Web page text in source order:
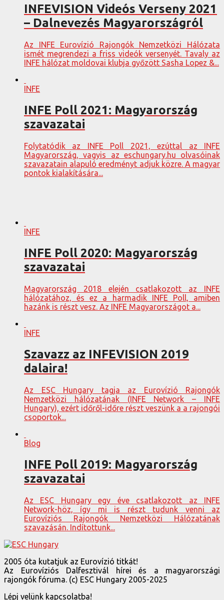
INFEVISION Videós Verseny 2021
– Dalnevezés Magyarországról
Az INFE Eurovízió Rajongók Nemzetközi Hálózata
ismét megrendezi a friss videók versenyét. Tavaly az
INFE hálózat moldovai klubja győzött Sasha Lopez &...
INFE
INFE Poll 2021: Magyarország
szavazatai
Folytatódik az INFE Poll 2021, ezúttal az INFE
Magyarország, vagyis az eschungary.hu olvasóinak
szavazatain alapuló eredményt adjuk közre. A magyar
pontok kialakítására...
INFE
INFE Poll 2020: Magyarország
szavazatai
Magyarország 2018 elején csatlakozott az INFE
hálózatához, és ez a harmadik INFE Poll, amiben
hazánk is részt vesz. Az INFE Magyarországot a...
INFE
Szavazz az INFEVISION 2019
dalaira!
Az ESC Hungary tagja az Eurovízió Rajongók
Nemzetközi hálózatának (INFE Network – INFE
Hungary), ezért időről-időre részt veszünk a a rajongói
csoportok...
Blog
INFE Poll 2019: Magyarország
szavazatai
Az ESC Hungary egy éve csatlakozott az INFE
Network-höz, így mi is részt tudunk venni az
Eurovíziós Rajongók Nemzetközi Hálózatának
szavazásán. Indítottunk...
2005 óta kutatjuk az Eurovízió titkát!
Az Eurovíziós Dalfesztivál hírei és a magyarországi
rajongók fóruma. (c) ESC Hungary 2005-2025
Lépj velünk kapcsolatba!